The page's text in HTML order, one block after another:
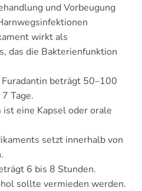
und Vorbeugung
wirkt als
das die Bakterienfunktion
beträgt 50–100
Tage.
eine Kapsel oder orale
setzt innerhalb von
6 bis 8 Stunden.
sollte vermieden werden.